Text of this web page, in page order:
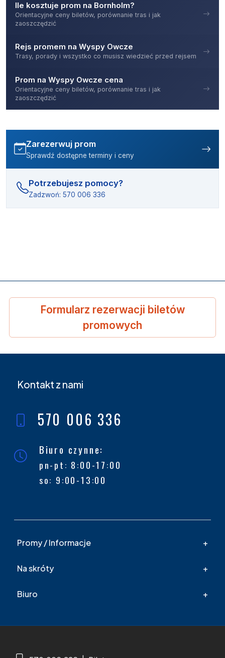
Ile kosztuje prom na Bornholm?
Orientacyjne ceny biletów, porównanie tras i jak
zaoszczędzić
Rejs promem na Wyspy Owcze
Trasy, porady i wszystko co musisz wiedzieć przed rejsem
Prom na Wyspy Owcze cena
Orientacyjne ceny biletów, porównanie tras i jak
zaoszczędzić
Zarezerwuj prom
Sprawdź dostępne terminy i ceny
Potrzebujesz pomocy?
Zadzwoń: 570 006 336
Formularz rezerwacji biletów
promowych
Kontakt z nami
570 006 336
Biuro czynne:
pn-pt: 8:00-17:00
so: 9:00-13:00
Promy / Informacje
Na skróty
Biuro